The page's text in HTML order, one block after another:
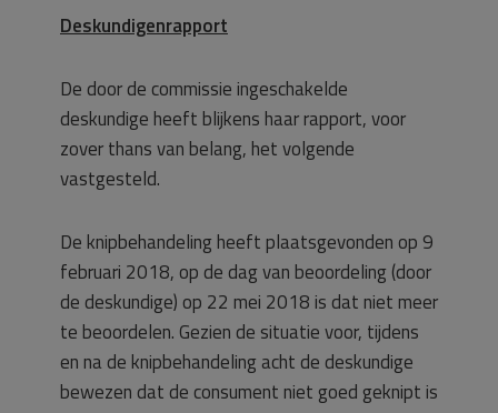
Deskundigenrapport
De door de commissie ingeschakelde
deskundige heeft blijkens haar rapport, voor
zover thans van belang, het volgende
vastgesteld.
De knipbehandeling heeft plaatsgevonden op 9
februari 2018, op de dag van beoordeling (door
de deskundige) op 22 mei 2018 is dat niet meer
te beoordelen. Gezien de situatie voor, tijdens
en na de knipbehandeling acht de deskundige
bewezen dat de consument niet goed geknipt is